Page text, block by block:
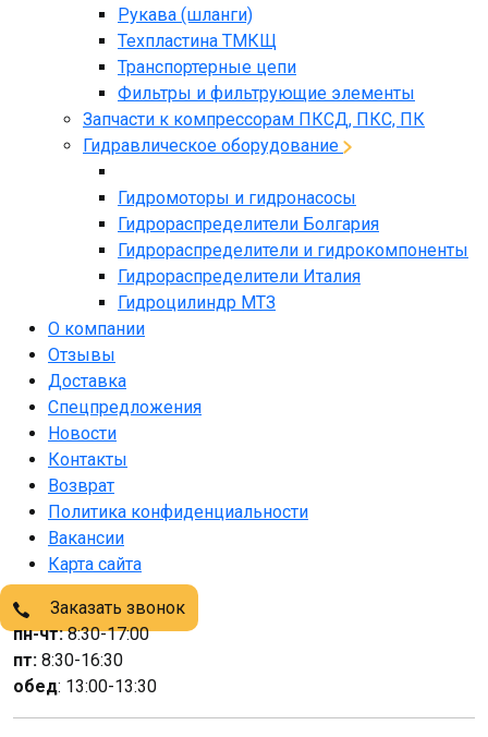
Рукава (шланги)
Техпластина ТМКЩ
Транспортерные цепи
Фильтры и фильтрующие элементы
Запчасти к компрессорам ПКСД, ПКС, ПК
Гидравлическое оборудование
Гидромоторы и гидронасосы
Гидрораспределители Болгария
Гидрораспределители и гидрокомпоненты
Гидрораспределители Италия
Гидроцилиндр МТЗ
О компании
Отзывы
Доставка
Спецпредложения
Новости
Контакты
Возврат
Политика конфиденциальности
Вакансии
Карта сайта
Заказать звонок
пн-чт:8:30-17:00
пт: 8:30-16:30
обед: 13:00-13:30